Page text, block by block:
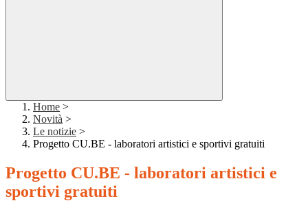
Home >
Novità >
Le notizie >
Progetto CU.BE - laboratori artistici e sportivi gratuiti
Progetto CU.BE - laboratori artistici e
sportivi gratuiti